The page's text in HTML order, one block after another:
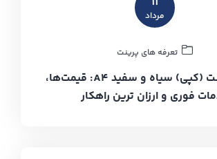
مرداد
تعرفه های پرینت
تعرفه پرینت (کپی) سیاه و سفید A4: قیمت‌ها،
فوری و ارزان ترین راهکار